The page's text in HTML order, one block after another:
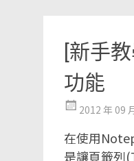
[新手
功能
2012 年 09
在使用
是讓頁籤